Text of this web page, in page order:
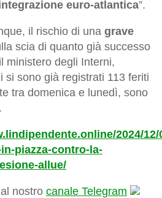
euro-atlantica”.
il rischio di una grave
scia di quanto già successo
ministero degli Interni,
si sono già registrati 113 feriti
tra domenica e lunedì, sono
2024/12/
piazza-contro-la-
allue/
nostro canale Telegram